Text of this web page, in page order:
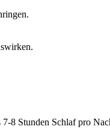
8 Stunden Schlaf pro